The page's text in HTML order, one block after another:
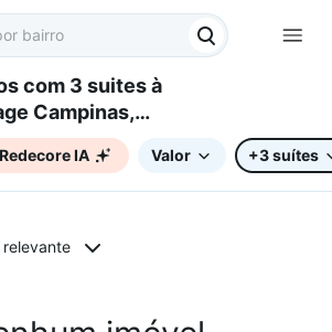
com 3 suites à
Campinas,
Redecore IA Valor +3 suítes
relevante